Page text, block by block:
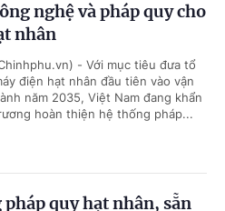
nghệ và pháp quy cho
nhân
- Với mục tiêu đưa tổ
điện hạt nhân đầu tiên vào vận
năm 2035, Việt Nam đang khẩn
hoàn thiện hệ thống pháp...
quy hạt nhân, sẵn